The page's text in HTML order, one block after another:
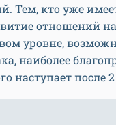
Тем, кто уже
отношений на
уровне,
наиболее
наступает после